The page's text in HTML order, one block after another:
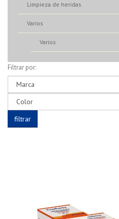
Limpieza de heridas
Varios
Varios
Filtrar por: